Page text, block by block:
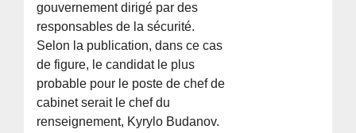
gouvernement dirigé par des
responsables de la sécurité.
Selon la publication, dans ce cas
de figure, le candidat le plus
probable pour le poste de chef de
cabinet serait le chef du
renseignement, Kyrylo Budanov.